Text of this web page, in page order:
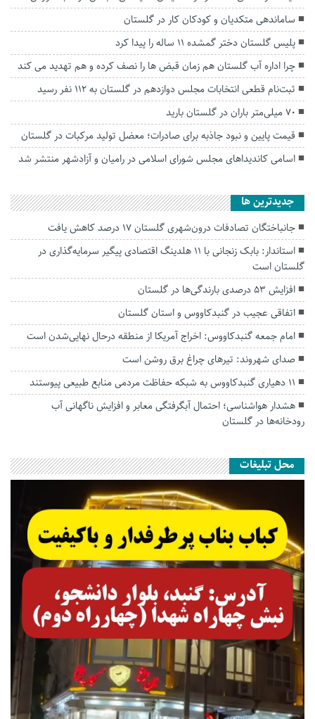
ساماندهی متکدیان و کودکان کار در گلستان
پلیس گلستان دختر گمشده ۱۱ ساله را پیدا کرد
چرا اداره آب گلستان هم زمان قبض ها را نصف کرده و هم تهدید می کند
ثبت‌نام قطعی انتخابات مجلس دوازدهم در گلستان به ۱۱۲ نفر رسید
۷۰ میلی‌متر باران در گلستان بارید
قیمت پایین و نبود جاذبه برای صادرات؛ معضل تولید مرکبات‌ در گلستان
اسامی کاندیداهای مجلس شورای اسلامی در رامیان و آزادشهر منتشر شد
جديدترين ها
جانباختگان تصادفات درون‌شهری گلستان ۱۷ درصد کاهش یافت
استاندار: بابک زنجانی با ۱۱ هلدینگ اقتصادی پیگیر سرمایه‌گذاری در
گلستان است
افزایش ۵۳ درصدی بارندگی‌ها در گلستان
اتفاقی عجیب در‌ گنبدکاووس و استان گلستان
امام جمعه گنبدکاووس: اخراج آمریکا از منطقه درحال نهایی‌شدن است
صدای شهروند: تیرهای چراغ برق روشن است
۱۱ دهیاری گنبدکاووس به شبکه حفاظت مردمی منابع طبیعی پیوستند
هشدار هواشناسی؛ احتمال آبگرفتگی معابر و افزایش ناگهانی آب
رودخانه‌ها در گلستان
محل تبلیغات